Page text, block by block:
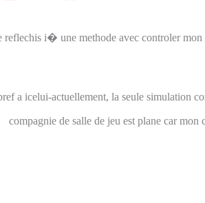
reflechis i� une methode avec controler mon
a icelui-actuellement, la seule simulation
compagnie de salle de jeu est plane car